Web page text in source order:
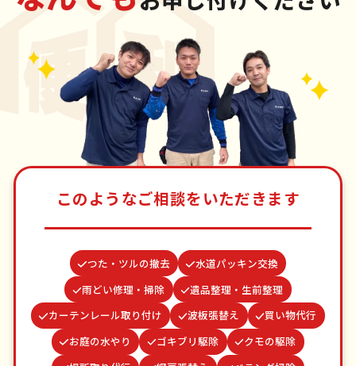
このようなご相談をいただきます
つた・ツルの撤去
水道パッキン交換
雨どい修理・掃除
遺品整理・生前整理
カーテンレール取り付け
波板張替え
買い物代行
お庭の水やり
ゴキブリ駆除
クモの駆除